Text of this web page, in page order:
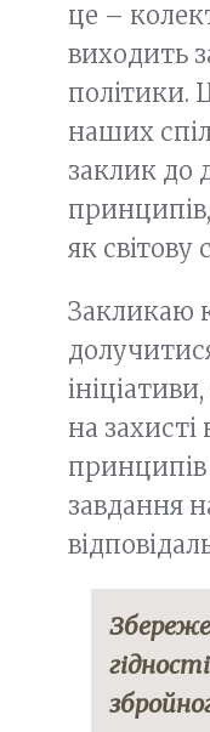
це –
виходить
політики.
наших
заклик до
як світову
Закликаю
на
завдання